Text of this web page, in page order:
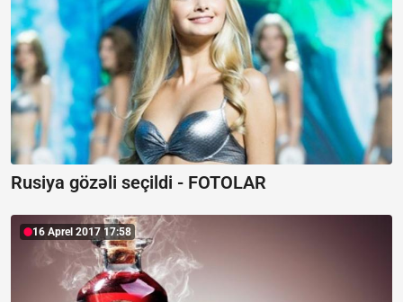
Rusiya gözəli seçildi - FOTOLAR
16 Aprel 2017 17:58